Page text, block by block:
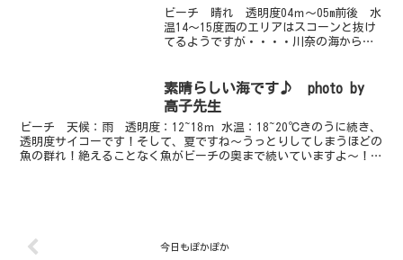
ビーチ 晴れ 透明度04ｍ～05m前後 水
温14～15度西のエリアはスコーンと抜け
てるようですが・・・・川奈の海から吉
場で５～６ｍ、砂地へ降りると水はさほ
どでもない感じ...
素晴らしい海です♪ photo by
高子先生
ビーチ 天候：雨 透明度：12~18ｍ 水温：18~20℃きのうに続き、
透明度サイコーです！そして、夏ですね～うっとりしてしまうほどの
魚の群れ！絶えることなく魚がビーチの奥まで続いていますよ～！写
今日もぽかぽか